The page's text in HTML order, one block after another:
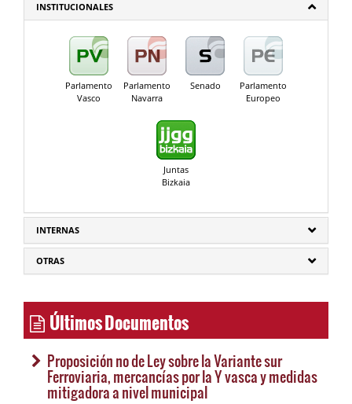
INSTITUCIONALES
Parlamento
Vasco
Parlamento
Navarra
Senado
Parlamento
Europeo
Juntas
Bizkaia
INTERNAS
OTRAS
Últimos Documentos
Proposición no de Ley sobre la Variante sur
Ferroviaria, mercancías por la Y vasca y medidas
mitigadora a nivel municipal